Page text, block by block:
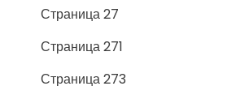
Страница 27
Страница 271
Страница 273